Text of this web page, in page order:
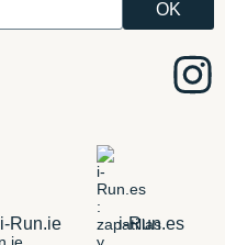
i-Run.ie i-Run.es